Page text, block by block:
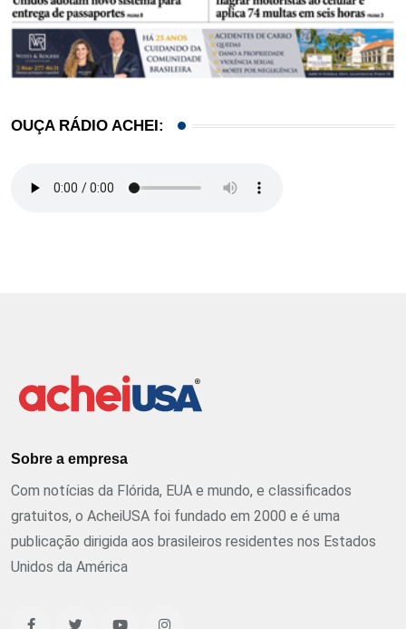
OUÇA RÁDIO ACHEI:
Sobre a empresa
Com notícias da Flórida, EUA e mundo, e classificados
gratuitos, o AcheiUSA foi fundado em 2000 e é uma
publicação dirigida aos brasileiros residentes nos Estados
Unidos da América